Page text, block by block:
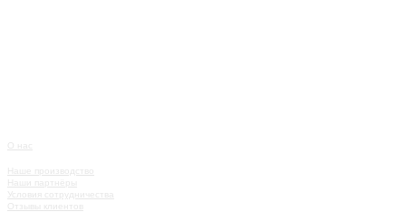
Наше производство
Наши партнёры
Условия сотрудничества